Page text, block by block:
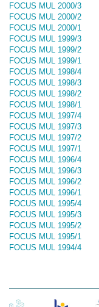
FOCUS MUL 2000/3
FOCUS MUL 2000/2
FOCUS MUL 2000/1
FOCUS MUL 1999/3
FOCUS MUL 1999/2
FOCUS MUL 1999/1
FOCUS MUL 1998/4
FOCUS MUL 1998/3
FOCUS MUL 1998/2
FOCUS MUL 1998/1
FOCUS MUL 1997/4
FOCUS MUL 1997/3
FOCUS MUL 1997/2
FOCUS MUL 1997/1
FOCUS MUL 1996/4
FOCUS MUL 1996/3
FOCUS MUL 1996/2
FOCUS MUL 1996/1
FOCUS MUL 1995/4
FOCUS MUL 1995/3
FOCUS MUL 1995/2
FOCUS MUL 1995/1
FOCUS MUL 1994/4